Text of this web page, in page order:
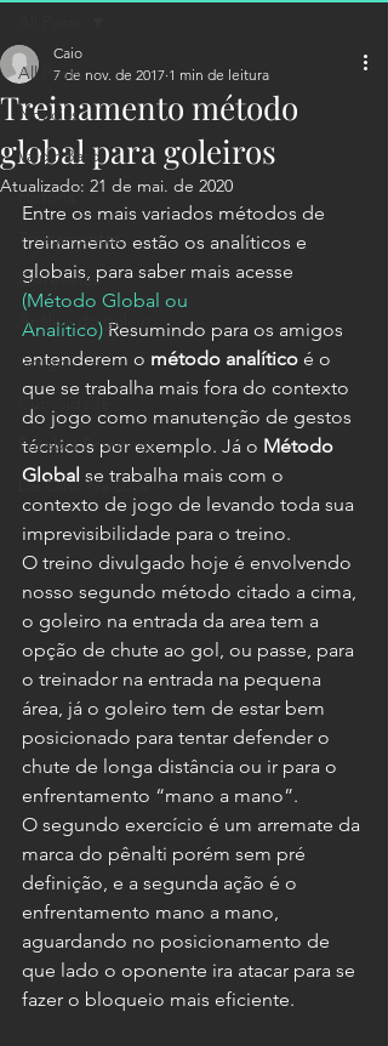
All Posts
Notícias
Valdir Bardi
História
Treinamentos
Entrevistas
Análise do goleiro
Artigo
Curiosidade
Futebol Feminino
De Olho Na Luva
Treinamento método
global para goleiros
Caio
7 de nov. de 2017 1 min de leitura
Atualizado: 21 de mai. de 2020
Entre os mais variados métodos de
treinamento estão os analíticos e
globais, para saber mais acesse
(Método Global ou
Analítico) Resumindo para os amigos
entenderem o método analítico é o
que se trabalha mais fora do contexto
do jogo como manutenção de gestos
técnicos por exemplo. Já o Método
Global se trabalha mais com o
contexto de jogo de levando toda sua
imprevisibilidade para o treino.
O treino divulgado hoje é envolvendo
nosso segundo método citado a cima,
o goleiro na entrada da area tem a
opção de chute ao gol, ou passe, para
o treinador na entrada na pequena
área, já o goleiro tem de estar bem
posicionado para tentar defender o
chute de longa distância ou ir para o
enfrentamento “mano a mano”.
O segundo exercício é um arremate da
marca do pênalti porém sem pré
definição, e a segunda ação é o
enfrentamento mano a mano,
aguardando no posicionamento de
que lado o oponente ira atacar para se
fazer o bloqueio mais eficiente.